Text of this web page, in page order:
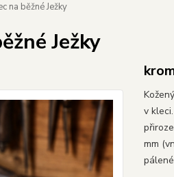
na běžné Ježky
Ježky
v
mm